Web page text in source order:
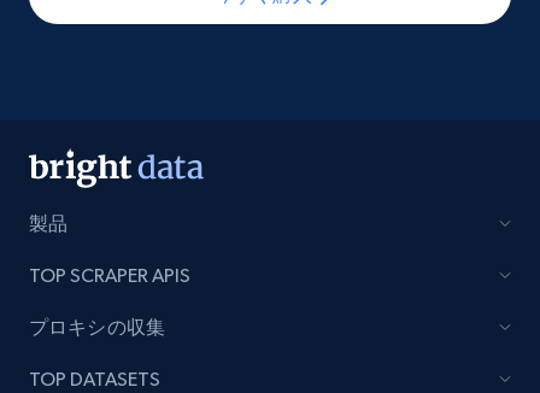
製品
TOP SCRAPER APIS
プロキシの収集
TOP DATASETS